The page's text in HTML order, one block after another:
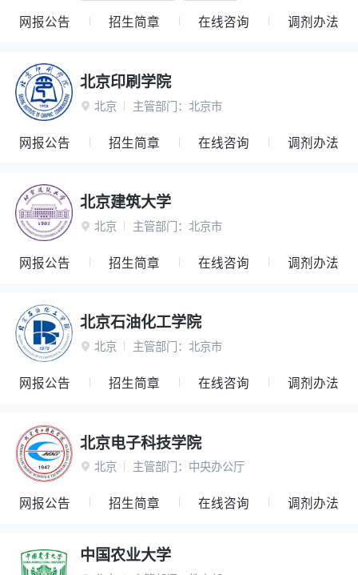
网报公告 招生简章 在线咨询 调剂办法
北京印刷学院
 北京 主管部门： 北京市
网报公告 招生简章 在线咨询 调剂办法
北京建筑大学
 北京 主管部门： 北京市
网报公告 招生简章 在线咨询 调剂办法
北京石油化工学院
 北京 主管部门： 北京市
网报公告 招生简章 在线咨询 调剂办法
北京电子科技学院
 北京 主管部门： 中央办公厅
网报公告 招生简章 在线咨询 调剂办法
中国农业大学